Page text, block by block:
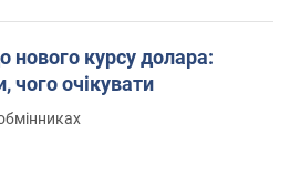
нового курсу долара:
чого очікувати